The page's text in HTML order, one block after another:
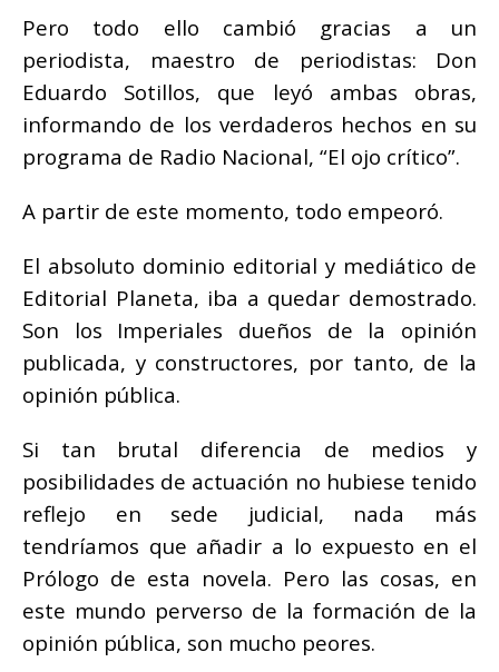
Pero todo ello cambió gracias a un
periodista, maestro de periodistas: Don
Eduardo Sotillos, que leyó ambas obras,
informando de los verdaderos hechos en su
programa de Radio Nacional, “El ojo crítico”.
A partir de este momento, todo empeoró.
El absoluto dominio editorial y mediático de
Editorial Planeta, iba a quedar demostrado.
Son los Imperiales dueños de la opinión
publicada, y constructores, por tanto, de la
opinión pública.
Si tan brutal diferencia de medios y
posibilidades de actuación no hubiese tenido
reflejo en sede judicial, nada más
tendríamos que añadir a lo expuesto en el
Prólogo de esta novela. Pero las cosas, en
este mundo perverso de la formación de la
opinión pública, son mucho peores.